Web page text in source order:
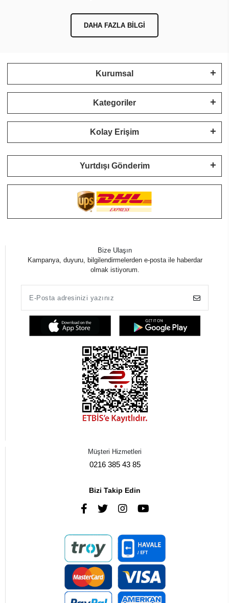
DAHA FAZLA BILGI
Kurumsal
Kategoriler
Kolay Erişim
Yurtdışı Gönderim
Bize Ulaşın
Kampanya, duyuru, bilgilendirmelerden e-posta ile haberdar
olmak istiyorum.
Müşteri Hizmetleri
0216 385 43 85
Bizi Takip Edin